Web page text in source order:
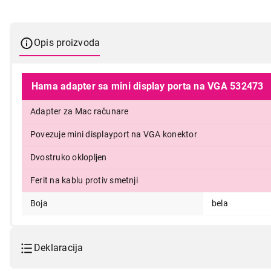
Opis proizvoda
Hama adapter sa mini display porta na VGA 532473
Adapter za Mac računare
Povezuje mini displayport na VGA konektor
Dvostruko oklopljen
Ferit na kablu protiv smetnji
Boja bela
Deklaracija